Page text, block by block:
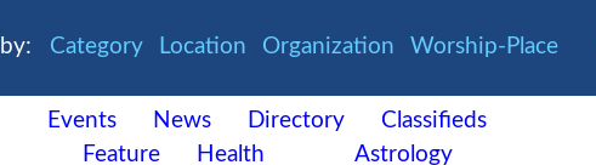
Category Location Organization Worship-Place
Events News Directory
Classifieds
Feature
Health Astrology